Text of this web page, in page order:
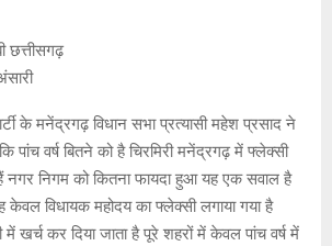
छत्तीसगढ़
के मनेंद्रगढ़ विधान सभा प्रत्यासी महेश प्रसाद ने
पांच वर्ष बितने को है चिरमिरी मनेंद्रगढ़ में फ्लेक्सी
निगम को कितना फायदा हुआ यह एक सवाल है
केवल विधायक महोदय का फ्लेक्सी लगाया गया है
खर्च कर दिया जाता है पूरे शहरों में केवल पांच वर्ष में